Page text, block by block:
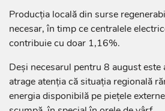
Producția locală din surse
necesar, în timp ce centralele
contribuie cu doar 1,16%.
Deși necesarul pentru 8 august este
atrage atenția că situația regională
energia disponibilă pe piețele